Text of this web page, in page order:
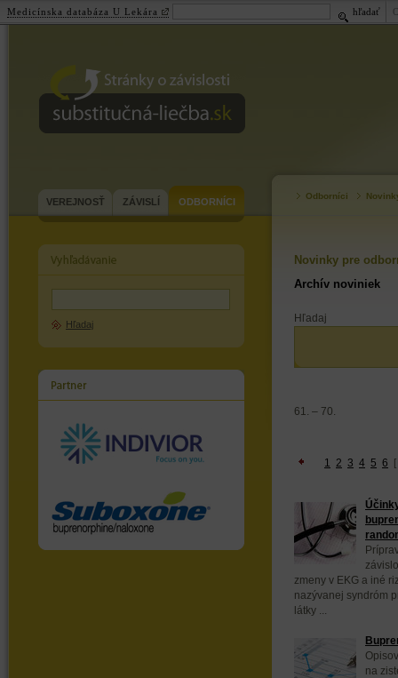
substitučná-liečba.sk
VEREJNOSŤ ZÁVISLÍ ODBORNÍCI
Hľadaj
Odborníci
Novinky pre
Archív noviniek
Hľadaj
61. – 70.
1 2 3 4 5 6 [
zmeny v EKG a iné
nazývanej syndróm
látky ...
na
Medicínska databáza U Lekára hľadať